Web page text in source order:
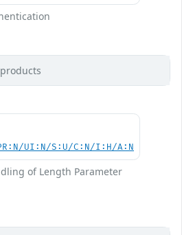
UI:N/S:U/C:N/I:H/A:N
of Length Parameter